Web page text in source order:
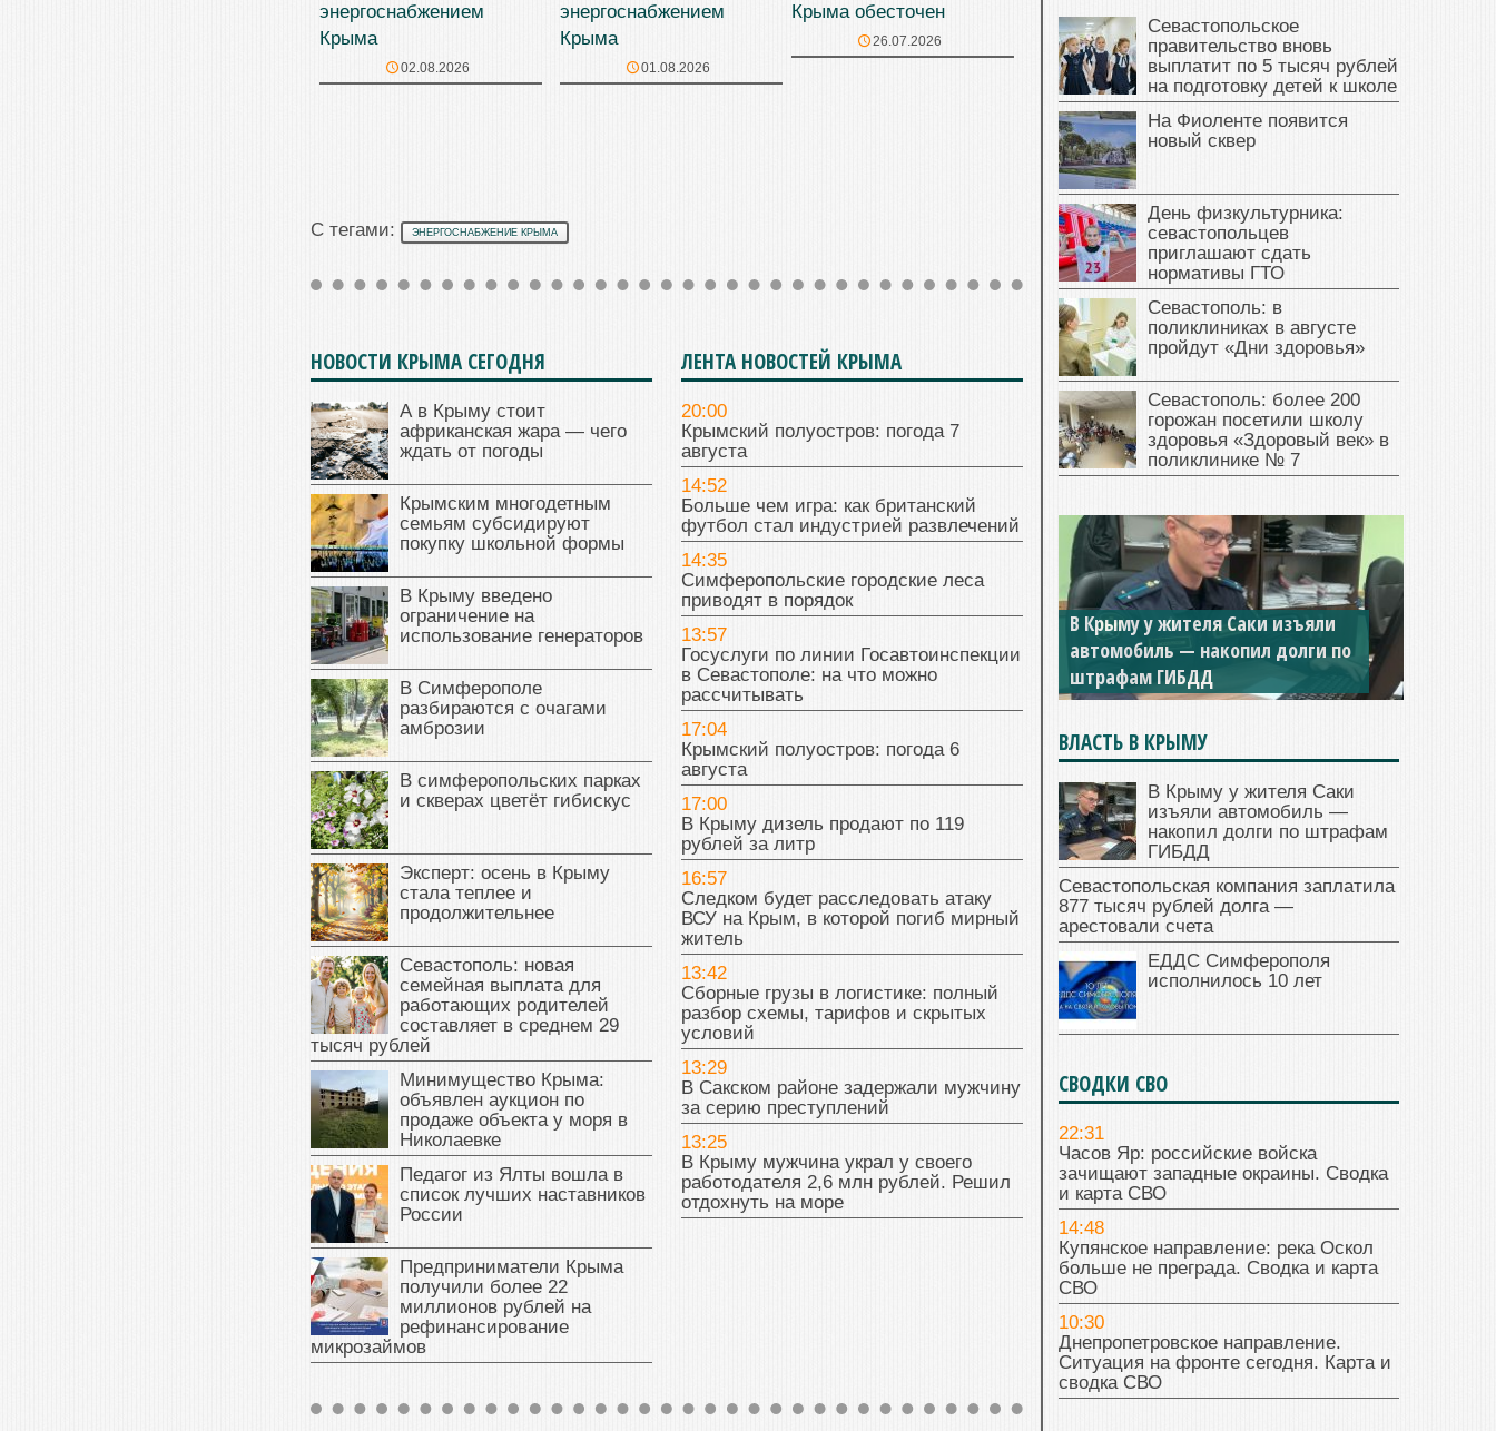
энергоснабжением
Крыма
02.08.2026
энергоснабжением
Крыма
01.08.2026
Крыма обесточен
26.07.2026
С тегами: ЭНЕРГОСНАБЖЕНИЕ КРЫМА
НОВОСТИ КРЫМА СЕГОДНЯ
А в Крыму стоит
африканская жара — чего
ждать от погоды
Крымским многодетным
семьям субсидируют
покупку школьной формы
В Крыму введено
ограничение на
использование генераторов
В Симферополе
разбираются с очагами
амброзии
В симферопольских парках
и скверах цветёт гибискус
Эксперт: осень в Крыму
стала теплее и
продолжительнее
Севастополь: новая
семейная выплата для
работающих родителей
составляет в среднем 29
тысяч рублей
Минимущество Крыма:
объявлен аукцион по
продаже объекта у моря в
Николаевке
Педагог из Ялты вошла в
список лучших наставников
России
Предприниматели Крыма
получили более 22
миллионов рублей на
рефинансирование
микрозаймов
ЛЕНТА НОВОСТЕЙ КРЫМА
20:00
Крымский полуостров: погода 7
августа
14:52
Больше чем игра: как британский
футбол стал индустрией развлечений
14:35
Симферопольские городские леса
приводят в порядок
13:57
Госуслуги по линии Госавтоинспекции
в Севастополе: на что можно
рассчитывать
17:04
Крымский полуостров: погода 6
августа
17:00
В Крыму дизель продают по 119
рублей за литр
16:57
Следком будет расследовать атаку
ВСУ на Крым, в которой погиб мирный
житель
13:42
Сборные грузы в логистике: полный
разбор схемы, тарифов и скрытых
условий
13:29
В Сакском районе задержали мужчину
за серию преступлений
13:25
В Крыму мужчина украл у своего
работодателя 2,6 млн рублей. Решил
отдохнуть на море
Севастопольское
правительство вновь
выплатит по 5 тысяч рублей
на подготовку детей к школе
На Фиоленте появится
новый сквер
День физкультурника:
севастопольцев
приглашают сдать
нормативы ГТО
Севастополь: в
поликлиниках в августе
пройдут «Дни здоровья»
Севастополь: более 200
горожан посетили школу
здоровья «Здоровый век» в
поликлинике № 7
В Крыму у жителя Саки изъяли
автомобиль — накопил долги по
штрафам ГИБДД
ВЛАСТЬ В КРЫМУ
В Крыму у жителя Саки
изъяли автомобиль —
накопил долги по штрафам
ГИБДД
Севастопольская компания заплатила
877 тысяч рублей долга —
арестовали счета
ЕДДС Симферополя
исполнилось 10 лет
СВОДКИ СВО
22:31
Часов Яр: российские войска
зачищают западные окраины. Сводка
и карта СВО
14:48
Купянское направление: река Оскол
больше не преграда. Сводка и карта
СВО
10:30
Днепропетровское направление.
Ситуация на фронте сегодня. Карта и
сводка СВО